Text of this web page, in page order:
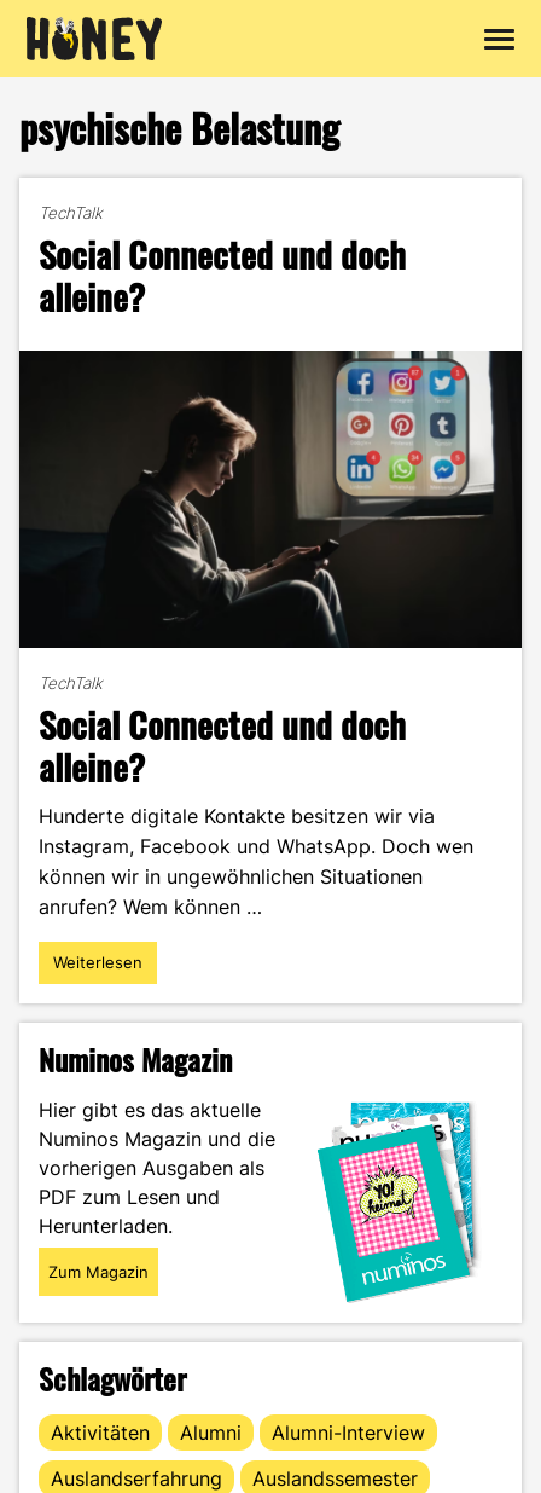
springen
psychische Belastung
TechTalk
Social Connected und doch
alleine?
TechTalk
Social Connected und doch
alleine?
Hunderte digitale Kontakte besitzen wir via
Instagram, Facebook und WhatsApp. Doch wen
können wir in ungewöhnlichen Situationen
anrufen? Wem können …
"Social
Connected
alleine?"
Weiterlesen
Numinos Magazin
Hier gibt es das aktuelle
Numinos Magazin und die
vorherigen Ausgaben als
PDF zum Lesen und
Herunterladen.
Zum Magazin
Schlagwörter
Aktivitäten Alumni
Alumni-Interview
Auslandserfahrung
Auslandssemester